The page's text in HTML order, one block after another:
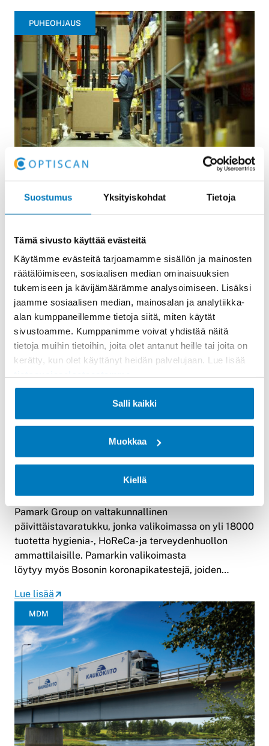
Suostumus Yksityiskohdat Tietoja
Tämä sivusto käyttää evästeitä
Käytämme evästeitä tarjoamamme sisällön ja mainosten
räätälöimiseen, sosiaalisen median ominaisuuksien
tukemiseen ja kävijämäärämme analysoimiseen. Lisäksi
jaamme sosiaalisen median, mainosalan ja analytiikka-
alan kumppaneillemme tietoja siitä, miten käytät
sivustoamme. Kumppanimme voivat yhdistää näitä
tietoja muihin tietoihin, joita olet antanut heille tai joita on
kerätty, kun olet käyttänyt heidän palvelujaan. Lue lisää
Salli kaikki
Muokkaa
Kiellä
PUHEOHJAUS
Referenssitarina: Örum Oy –
Puheohjaus tehosti Örum Oy:n
keräysvirheet vähenivät ja tehokkuus kasvoi Örum Oy
tehosti varastonsa toimintaa puheohjauksen avulla.
Puheohjattu keräysjärjestelmä…
Lue lisää
Referenssitarina: Pamark Group
Pamark Group on valtakunnallinen
päivittäistavaratukku, jonka valikoimassa on yli 18000
tuotetta hygienia-, HoReCa- ja terveydenhuollon
ammattilaisille. Pamarkin valikoimasta
löytyy myös Bosonin koronapikatestejä, joiden…
Lue lisää
MDM